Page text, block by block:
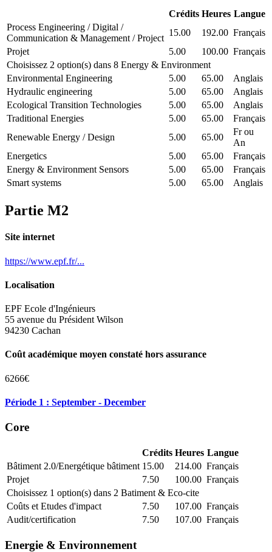
Crédits Heures Langue
Process Engineering / Digital /
Communication & Management / Project
15.00 192.00 Français
Projet
5.00 100.00 Français
Choisissez 2 option(s) dans 8 Energy & Environment
Environmental Engineering
5.00 65.00
Anglais
Hydraulic engineering
5.00 65.00
Anglais
Ecological Transition Technologies
5.00 65.00
Anglais
Traditional Energies
5.00 65.00
Français
Renewable Energy / Design
5.00 65.00
Fr ou
An
Energetics
5.00 65.00
Français
Energy & Environment Sensors
5.00 65.00
Français
Smart systems
5.00 65.00 Anglais
Partie M2
Site internet
https://www.epf.fr/...
Localisation
EPF Ecole d'Ingénieurs
55 avenue du Président Wilson
94230 Cachan
Coût académique moyen constaté hors assurance
6266€
Période 1 : September - December
Core
Crédits Heures Langue
Bâtiment 2.0/Energétique bâtiment 15.00 214.00 Français
Projet
7.50 100.00 Français
Choisissez 1 option(s) dans 2 Batiment & Eco-cite
Coûts et Etudes d'impact
7.50 107.00 Français
Audit/certification
7.50 107.00 Français
Energie & Environnement